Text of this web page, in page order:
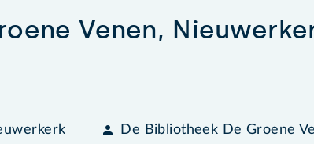
Venen,
De Bibliotheek De Groene